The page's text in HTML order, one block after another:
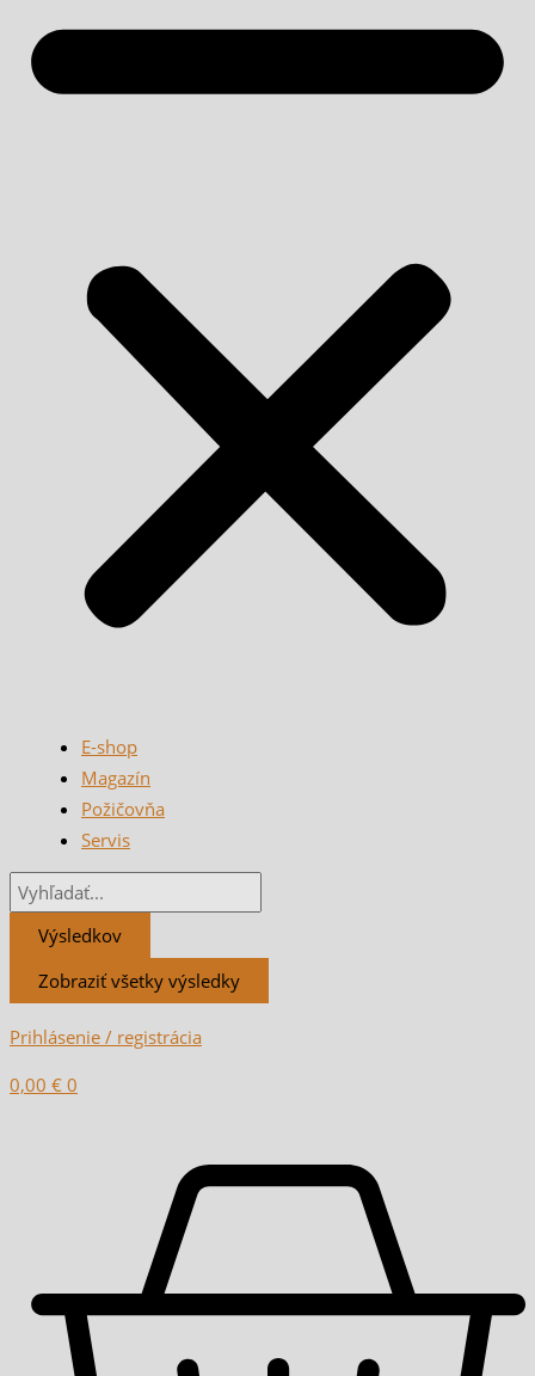
E-shop
Magazín
Požičovňa
Servis
Výsledkov
Zobraziť všetky výsledky
Prihlásenie / registrácia
0,00 € 0